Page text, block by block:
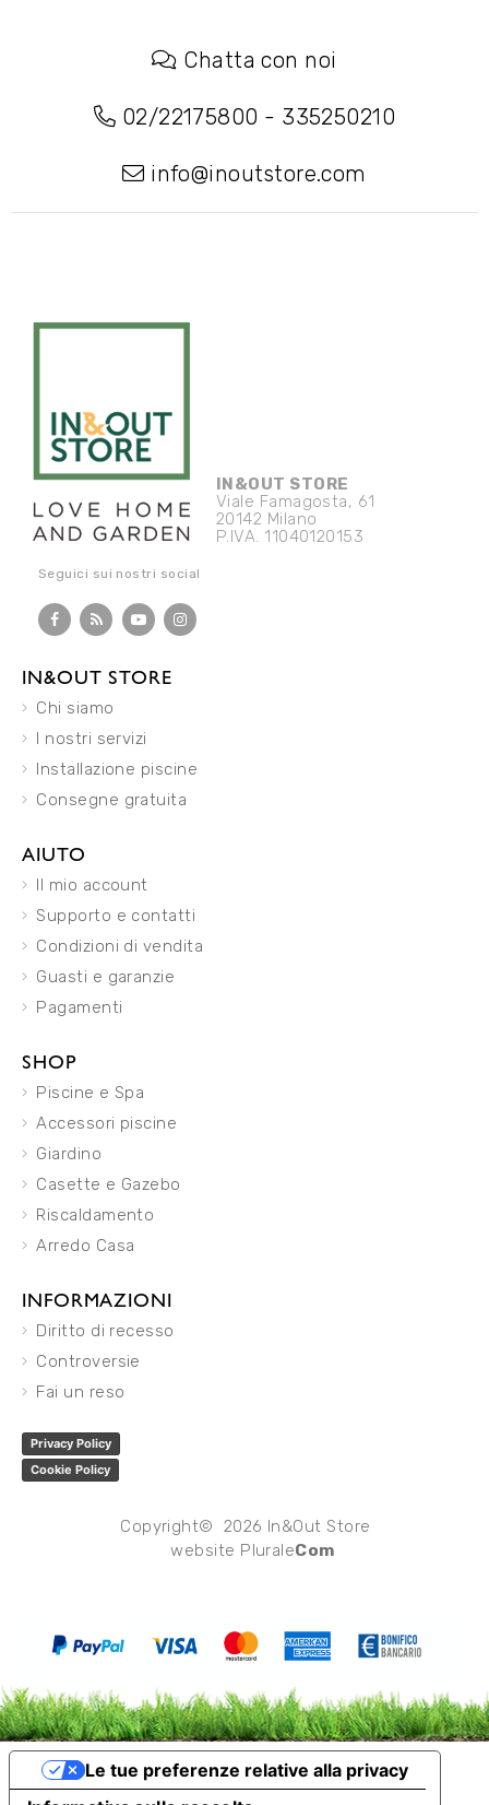
Chatta con noi
02/22175800 - 335250210
info@inoutstore.com
IN&OUT STORE
Viale Famagosta, 61
20142 Milano
P.IVA. 11040120153
Seguici sui nostri social
IN&OUT STORE
Chi siamo
I nostri servizi
Installazione piscine
Consegne gratuita
AIUTO
Il mio account
Supporto e contatti
Condizioni di vendita
Guasti e garanzie
Pagamenti
SHOP
Piscine e Spa
Accessori piscine
Giardino
Casette e Gazebo
Riscaldamento
Arredo Casa
INFORMAZIONI
Diritto di recesso
Controversie
Fai un reso
Privacy Policy
Cookie Policy
Copyright© 2026 In&Out Store
website PluraleCom
Le tue preferenze relative alla privacy